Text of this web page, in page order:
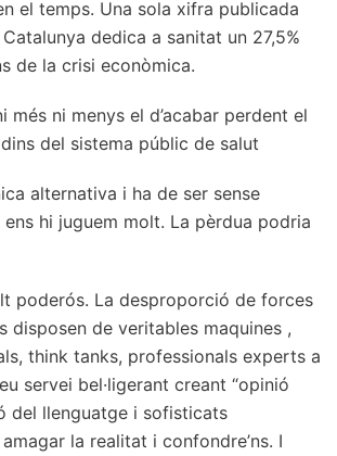
el temps. Una sola xifra publicada
dedica a sanitat un 27,5%
de la crisi econòmica.
més ni menys el d’acabar perdent el
del sistema públic de salut
alternativa i ha de ser sense
ens hi juguem molt. La pèrdua podria
poderós. La desproporció de forces
disposen de veritables maquines ,
think tanks, professionals experts a
servei bel·ligerant creant “opinió
del llenguatge i sofisticats
la realitat i confondre’ns. I